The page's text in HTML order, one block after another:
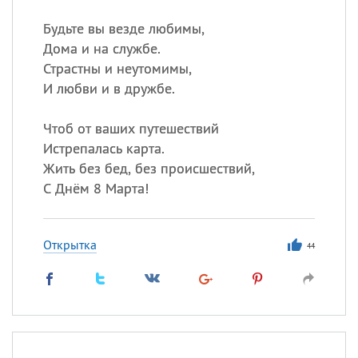
Будьте вы везде любимы,
Дома и на службе.
Страстны и неутомимы,
И любви и в дружбе.
Чтоб от ваших путешествий
Истрепалась карта.
Жить без бед, без происшествий,
С Днём 8 Марта!
Открытка 44